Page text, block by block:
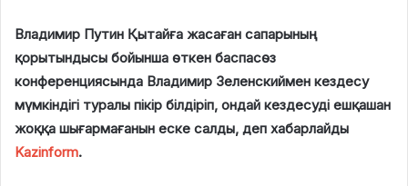
Владимир Путин Қытайға жасаған сапарының
қорытындысы бойынша өткен баспасөз
конференциясында Владимир Зеленскиймен кездесу
мүмкіндігі туралы пікір білдіріп, ондай кездесуді ешқашан
жоққа шығармағанын еске салды, деп хабарлайды
Kazinform.